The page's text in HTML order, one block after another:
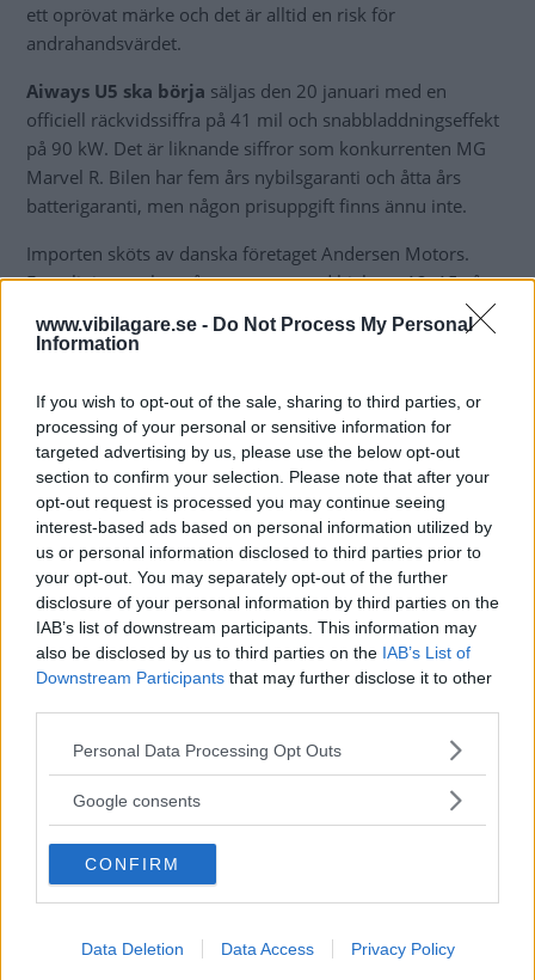
www.vibilagare.se - Do Not Process My Personal
Information
If you wish to opt-out of the sale, sharing to third parties, or
processing of your personal or sensitive information for
targeted advertising by us, please use the below opt-out
section to confirm your selection. Please note that after your
opt-out request is processed you may continue seeing
interest-based ads based on personal information utilized by
us or personal information disclosed to third parties prior to
your opt-out. You may separately opt-out of the further
disclosure of your personal information by third parties on the
IAB’s list of downstream participants. This information may
also be disclosed by us to third parties on the IAB’s List of
Downstream Participants that may further disclose it to other
Please note that this website/app uses one or more Google
not limited to your visit or usage behaviour. You may click to
use your data for below specified purposes in below Google
consent section.
Personal Data Processing Opt Outs
Google consents
CONFIRM
Data Deletion Data Access Privacy Policy
ett oprövat märke och det är alltid en risk för
andrahandsvärdet.
Aiways U5 ska börja säljas den 20 januari med en
officiell räckvidssiffra på 41 mil och snabbladdningseffekt
på 90 kW. Det är liknande siffror som konkurrenten MG
Marvel R. Bilen har fem års nybilsgaranti och åtta års
batterigaranti, men någon prisuppgift finns ännu inte.
Importen sköts av danska företaget Andersen Motors.
Försäljningen sker på nätet men med hjälp av 12–15 så
kallade agenter som ska hantera provkörningar,
serviceärenden och leveranser.
I vår provkörninghävdade Aiways representant att
märket satsar mer på privatleasing än köp av bilen, och att
den får mjukvaruuppdateringar över nätet.
– Serviceintervallet kommer vara 10 000 mil men vi skulle
egentligen inte behöva regelbunden service, sa han.
Precis som Niosatsar Aiways även på att bygga egna